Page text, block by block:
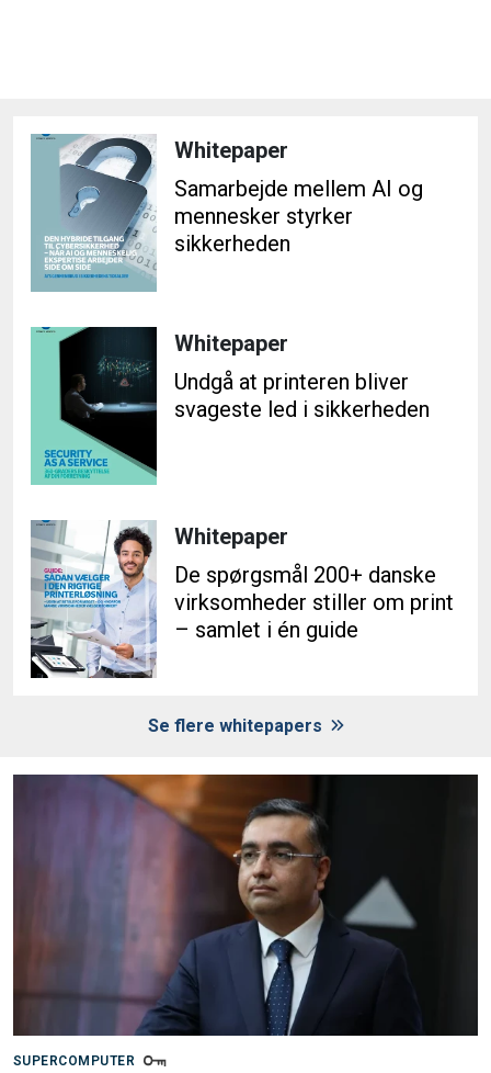
Whitepaper
Samarbejde mellem AI og
mennesker styrker
sikkerheden
Whitepaper
Undgå at printeren bliver
svageste led i sikkerheden
Whitepaper
De spørgsmål 200+ danske
virksomheder stiller om print
– samlet i én guide
Se flere whitepapers
SUPERCOMPUTER